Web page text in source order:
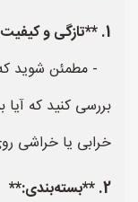
1. **تازگی و کیفیت:**
- مطمئن شوید
بررسی کنید که
خرابی یا خراشی
2. **بسته‌بندی:**